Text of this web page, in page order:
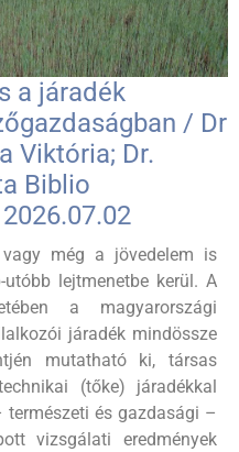
a járadék
/ Dr
Viktória; Dr.
Biblio
még a jövedelem is
lejtmenetbe kerül. A
a magyarországi
járadék mindössze
mutatható ki, társas
(tőke) járadékkal
és gazdasági –
vizsgálati eredmények